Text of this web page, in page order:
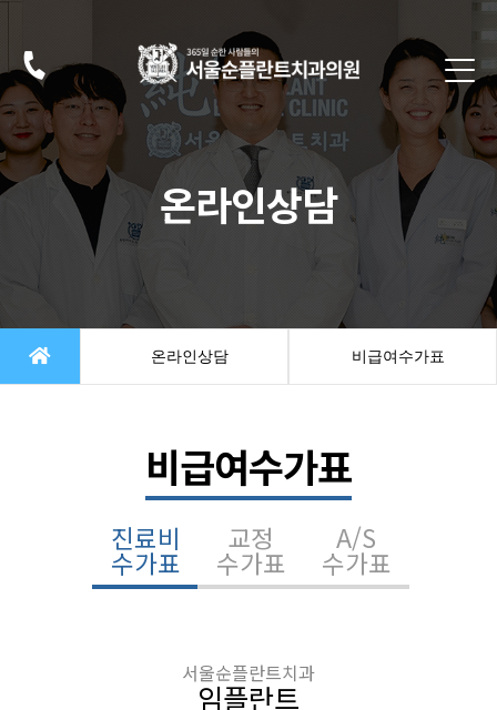
온라인상담
온라인상담 비급여수가표
비급여수가표
진료비
수가표
교정
수가표
A/S
수가표
서울순플란트치과
임플란트